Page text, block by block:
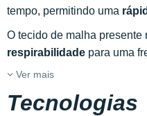
tempo, permitindo uma
O tecido de malha presente
respirabilidade para uma
Ver mais
Tecnologias